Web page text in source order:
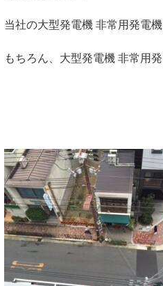
当社の大型発電機 非常用発電
もちろん、大型発電機 非常用